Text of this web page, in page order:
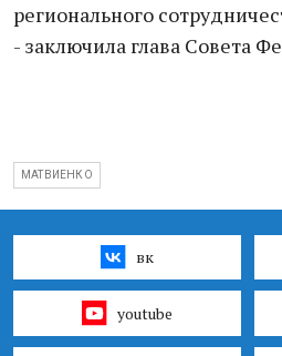
регионального
- заключила глава Совета
МАТВИЕНКО
вк
youtube